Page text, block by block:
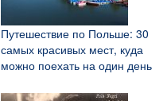
Путешествие по Польше: 30
самых красивых мест, куда
можно поехать на один день